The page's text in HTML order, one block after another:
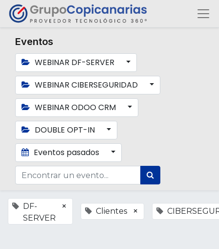
Eventos
WEBINAR DF-SERVER
WEBINAR CIBERSEGURIDAD
WEBINAR ODOO CRM
DOUBLE OPT-IN
Eventos pasados
DF-
SERVER
× Clientes ×